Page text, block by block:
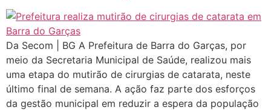
Da Secom | BG A Prefeitura de Barra do Garças, por
meio da Secretaria Municipal de Saúde, realizou mais
uma etapa do mutirão de cirurgias de catarata, neste
último final de semana. A ação faz parte dos esforços
da gestão municipal em reduzir a espera da população